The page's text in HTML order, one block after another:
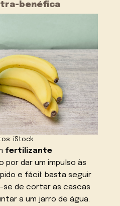
benéfica
iStock
fertilizante
por dar um impulso às
e fácil: basta seguir
se de cortar as cascas
a um jarro de água.